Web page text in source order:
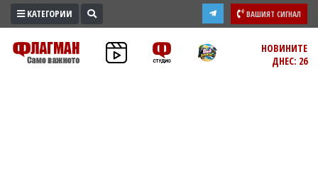
ПРОМО
ЗОНА
КАТЕГОРИИ ВАШИЯТ СИГНАЛ
НОВИНИТЕ
ДНЕС: 26